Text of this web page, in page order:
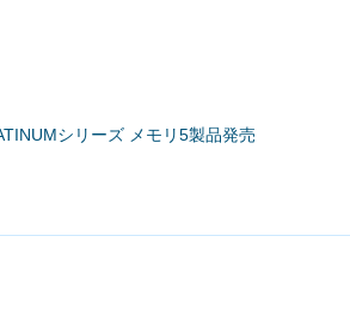
シリーズ メモリ5製品発売